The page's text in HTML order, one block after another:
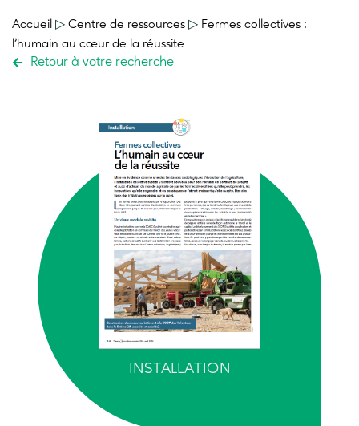
Accueil ▷ Centre de ressources ▷ Fermes collectives :
l’humain au cœur de la réussite
Retour à votre recherche
INSTALLATION